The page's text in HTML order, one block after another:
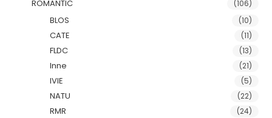
ROMANTIC (106)
BLOS (10)
CATE (11)
FLDC (13)
Inne (21)
IVIE (5)
NATU (22)
RMR (24)